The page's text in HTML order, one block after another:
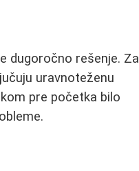
dugoročno rešenje. Za
uravnoteženu
pre početka bilo